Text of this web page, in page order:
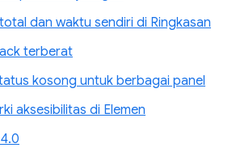
dan waktu sendiri di Ringkasan
terberat
kosong untuk berbagai panel
aksesibilitas di Elemen